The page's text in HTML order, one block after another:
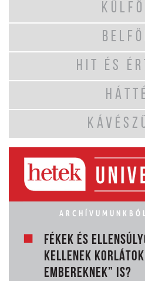
HIT ÉS
FÉKEK ÉS
KELLENEK
EMBEREKNEK” IS?